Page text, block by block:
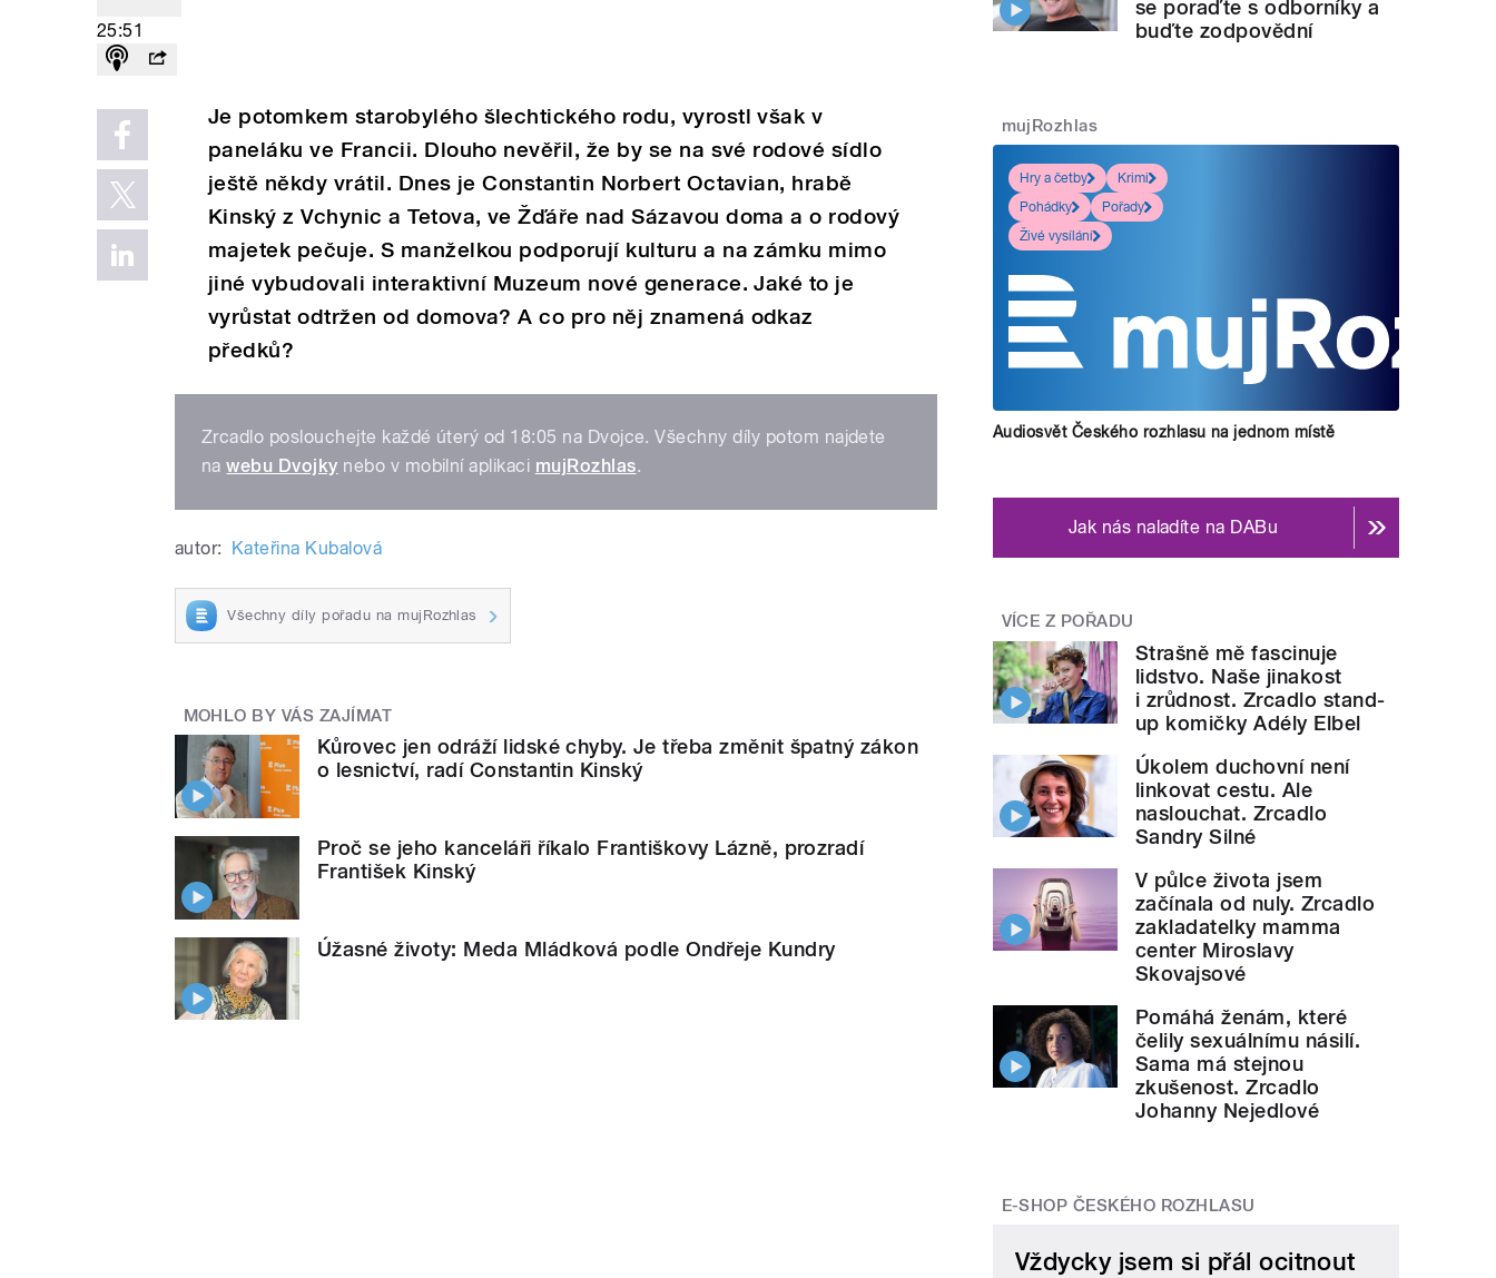
25:51
Je potomkem starobylého šlechtického rodu, vyrostl však v
paneláku ve Francii. Dlouho nevěřil, že by se na své rodové sídlo
ještě někdy vrátil. Dnes je Constantin Norbert Octavian, hrabě
Kinský z Vchynic a Tetova, ve Žďáře nad Sázavou doma a o rodový
majetek pečuje. S manželkou podporují kulturu a na zámku mimo
jiné vybudovali interaktivní Muzeum nové generace. Jaké to je
vyrůstat odtržen od domova? A co pro něj znamená odkaz
předků?
Zrcadlo poslouchejte každé úterý od 18:05 na Dvojce. Všechny díly potom najdete
nawebu Dvojky nebo v mobilní aplikaci mujRozhlas.
autor: Kateřina Kubalová
Všechny díly pořadu na mujRozhlas
MOHLO BY VÁS ZAJÍMAT
Kůrovec jen odráží lidské chyby. Je třeba změnit špatný zákon
o lesnictví, radí Constantin Kinský
Proč se jeho kanceláři říkalo Františkovy Lázně, prozradí
František Kinský
Úžasné životy: Meda Mládková podle Ondřeje Kundry
se poraďte s odborníky a
buďte zodpovědní
mujRozhlas
Hry a četby
Krimi
Pohádky
Pořady
Živé vysílání
Audiosvět Českého rozhlasu na jednom místě
Jak nás naladíte na DABu
VÍCE Z POŘADU
Strašně mě fascinuje
lidstvo. Naše jinakost
i zrůdnost. Zrcadlo stand-
up komičky Adély Elbel
Úkolem duchovní není
linkovat cestu. Ale
naslouchat. Zrcadlo
Sandry Silné
V půlce života jsem
začínala od nuly. Zrcadlo
zakladatelky mamma
center Miroslavy
Skovajsové
Pomáhá ženám, které
čelily sexuálnímu násilí.
Sama má stejnou
zkušenost. Zrcadlo
Johanny Nejedlové
E-SHOP ČESKÉHO ROZHLASU
Vždycky jsem si přál ocitnout